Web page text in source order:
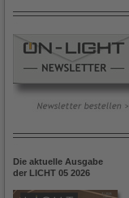
Die aktuelle Ausgabe
der LICHT 05 2026